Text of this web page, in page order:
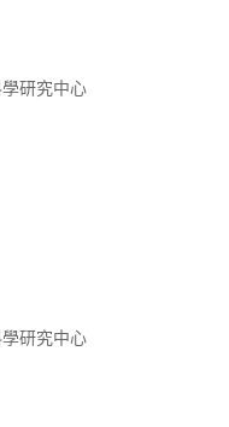
研究中心
研究中心